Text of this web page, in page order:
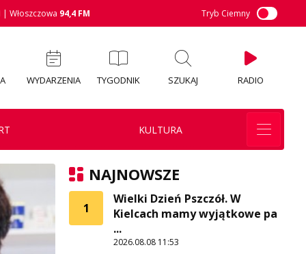
| Włoszczowa 94,4 FM Tryb Ciemny
WYDARZENIA TYGODNIK SZUKAJ RADIO
KULTURA
NAJNOWSZE
1
Wielki Dzień Pszczół. W
Kielcach mamy wyjątkowe pa
...
2026.08.08 11:53